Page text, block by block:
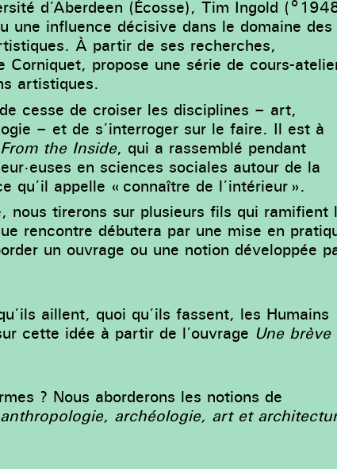
d’Aberdeen (Écosse), Tim Ingold
une influence décisive dans le domaine des
À partir de ses recherches,
Corniquet, propose une série de cours-
artistiques.
cesse de croiser les disciplines – art,
– et de s’interroger sur le faire. Il est à
the Inside, qui a rassemblé pendant
en sciences sociales autour de la
qu’il appelle « connaître de l’intérieur ».
tirerons sur plusieurs fils qui ramifient
rencontre débutera par une mise en
un ouvrage ou une notion développée
aillent, quoi qu’ils fassent, les Humains
cette idée à partir de l’ouvrage Une brève
? Nous aborderons les notions de
archéologie, art et